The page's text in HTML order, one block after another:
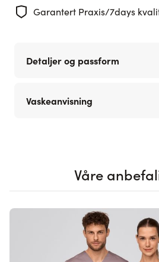
Garantert Praxis/7days
Detaljer og passform
Vaskeanvisning
Våre
Navigating through the elements of
Press to skip carousel
Press to go to carousel navigation